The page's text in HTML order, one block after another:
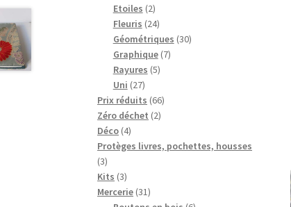
Etoiles 22
produits
Fleuris 2424
produits
Géométriques 3030
Graphique 77
Rayures 55
Uni 2727
produits
Prix réduits 6666
Zéro déchet 22
Déco 44
produits
Protèges livres, pochettes, housses
33
produits
Kits 33
produits
Mercerie 3131